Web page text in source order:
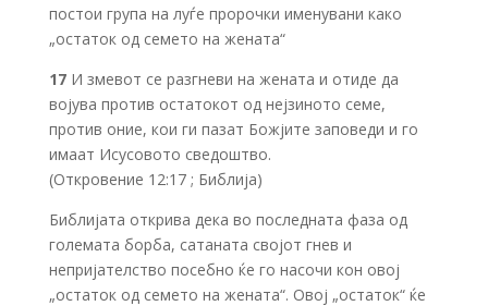
постои група на луѓе пророчки именувани како
„остаток од семето на жената“
17 И змевот се разгневи на жената и отиде да
војува против остатокот од нејзиното семе,
против оние, кои ги пазат Божјите заповеди и го
имаат Исусовото сведоштво.
(Откровение 12:17 ; Библија)
Библијата открива дека во последната фаза од
големата борба, сатаната својот гнев и
непријателство посебно ќе го насочи кон овој
„остаток од семето на жената“. Овој „остаток“ ќе